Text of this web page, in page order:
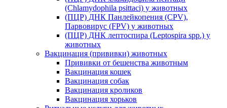
(Chlamydophila psittaci) у животных
(ПЦР) ДНК Панлейкопения (CPV),
Парвовирус (FPV) у животных
(ПЦР) ДНК лептоспира (Leptospira spp.) у
животных
Вакцинация (прививки) животных
Прививки от бешенства животным
Вакцинация кошек
Вакцинация собак
Вакцинация кроликов
Вакцинация хорьков